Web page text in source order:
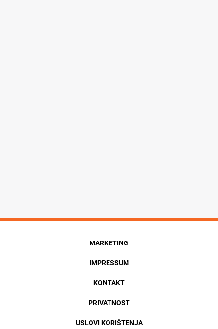
MARKETING
IMPRESSUM
KONTAKT
PRIVATNOST
USLOVI KORIŠTENJA